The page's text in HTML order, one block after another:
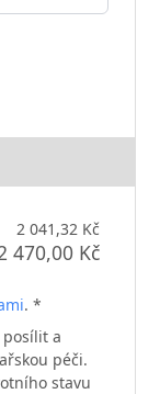
2 041,32 Kč
470,00 Kč
. *
a
péči.
stavu